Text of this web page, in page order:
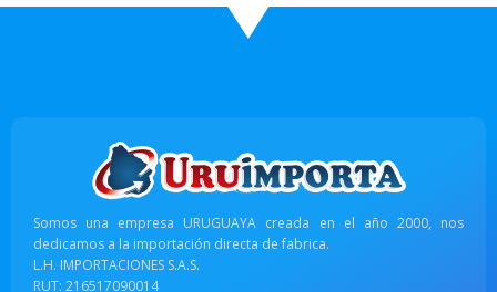
Somos una empresa URUGUAYA creada en el año 2000, nos
dedicamos a la importación directa de fabrica.
L.H. IMPORTACIONES S.A.S.
RUT: 216517090014